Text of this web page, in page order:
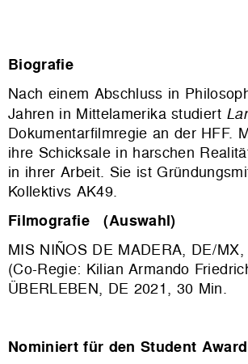
Biografie
Nach einem Abschluss in
Jahren in Mittelamerika studiert
Dokumentarfilmregie an der HFF.
ihre Schicksale in harschen
in ihrer Arbeit. Sie ist
Kollektivs AK49.
Filmografie (Auswahl)
MIS NIÑOS DE MADERA, DE/
(Co-Regie: Kilian Armando
ÜBERLEBEN, DE 2021, 30 Min.
Nominiert für den Student Award